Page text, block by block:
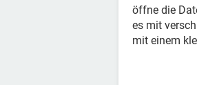
öffne die
es mit
mit einem